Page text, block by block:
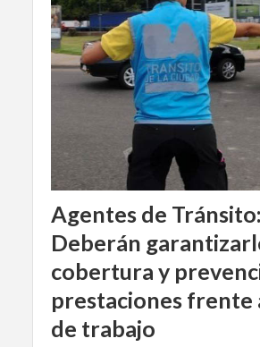
Agentes de Tránsito:
Deberán
cobertura y
prestaciones frente
de trabajo